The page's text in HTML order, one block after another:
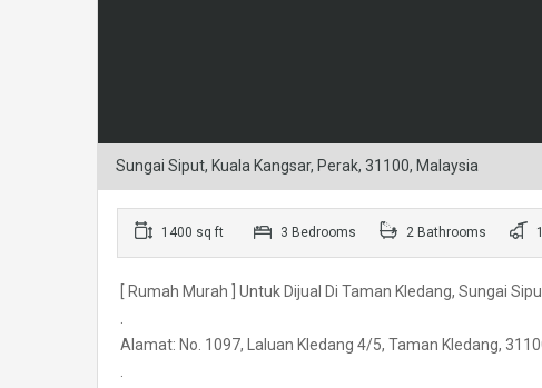
Sungai Siput, Kuala Kangsar, Perak, 31100, Malaysia
1400 sq ft 3 Bedrooms 2 Bathrooms
[ Rumah Murah ] Untuk Dijual Di Taman Kledang, Sungai
.
Alamat: No. 1097, Laluan Kledang 4/5, Taman Kledang,
.